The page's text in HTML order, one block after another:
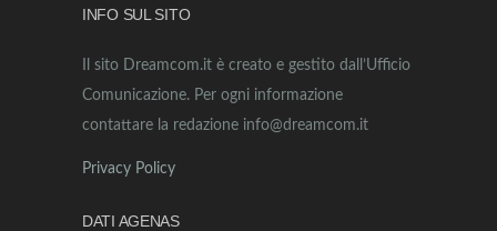
INFO SUL SITO
Il sito Dreamcom.it è creato e gestito dall’Ufficio
Comunicazione. Per ogni informazione
contattare la redazione info@dreamcom.it
Privacy Policy
DATI AGENAS